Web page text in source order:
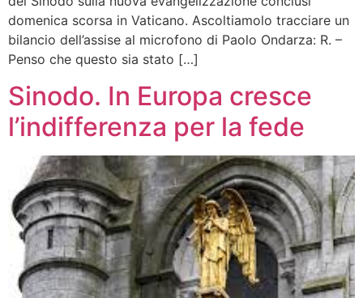
domenica scorsa in Vaticano. Ascoltiamolo tracciare un
bilancio dell’assise al microfono di Paolo Ondarza: R. –
Penso che questo sia stato […]
Sinodo. In Europa cresce
l’indifferenza per la fede